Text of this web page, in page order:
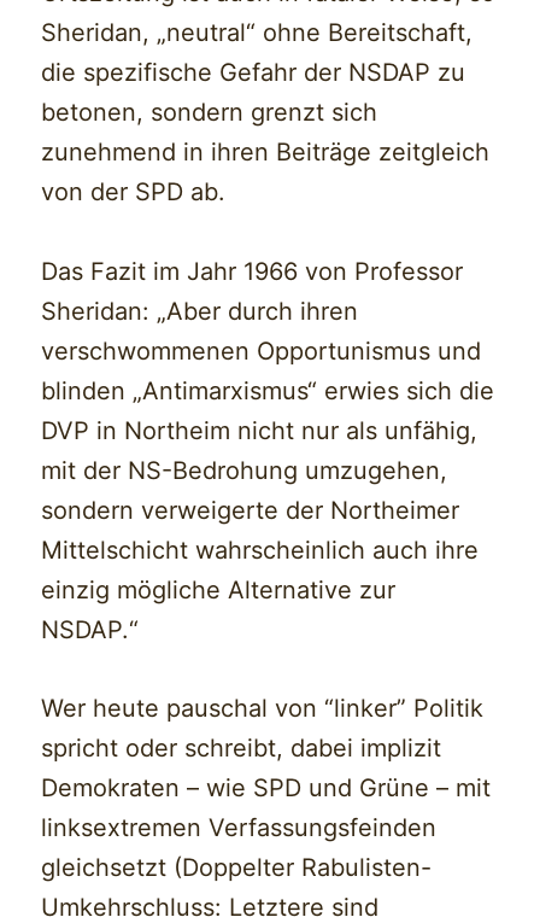
Sheridan, „neutral“ ohne Bereitschaft,
die spezifische Gefahr der NSDAP zu
betonen, sondern grenzt sich
zunehmend in ihren Beiträge zeitgleich
von der SPD ab.
Das Fazit im Jahr 1966 von Professor
Sheridan: „Aber durch ihren
verschwommenen Opportunismus und
blinden „Antimarxismus“ erwies sich die
DVP in Northeim nicht nur als unfähig,
mit der NS-Bedrohung umzugehen,
sondern verweigerte der Northeimer
Mittelschicht wahrscheinlich auch ihre
einzig mögliche Alternative zur
NSDAP.“
Wer heute pauschal von “linker” Politik
spricht oder schreibt, dabei implizit
Demokraten – wie SPD und Grüne – mit
linksextremen Verfassungsfeinden
gleichsetzt (Doppelter Rabulisten-
Umkehrschluss: Letztere sind